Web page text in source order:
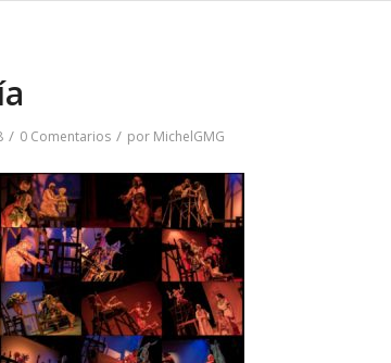
/ 0 Comentarios / por MichelGMG